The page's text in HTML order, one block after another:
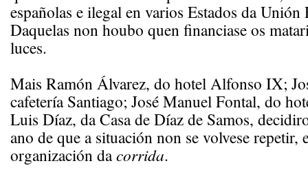
españolas e ilegal en varios Estados da Unión
Daquelas non houbo quen financiase os
luces.
Mais Ramón Álvarez, do hotel Alfonso IX;
cafetería Santiago; José Manuel Fontal, do
Luis Díaz, da Casa de Díaz de Samos,
ano de que a situación non se volvese repetir,
organización dacorrida.